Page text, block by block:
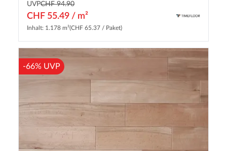
UVPCHF 94.90
CHF 55.49 / m²
Inhalt: 1.178 m²(CHF 65.37 / Paket)
-66% UVP